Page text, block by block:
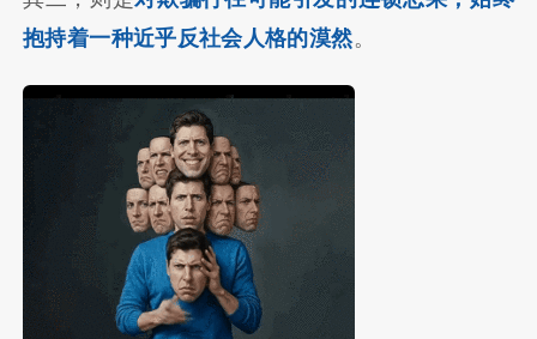
抱持着一种近乎反社会人格的漠然。